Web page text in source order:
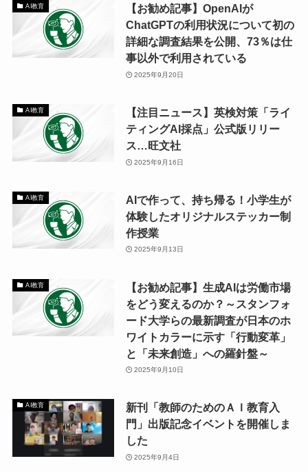
AI教育
【お勧め記事】OpenAIが
ChatGPTの利用状況について初の
詳細な調査結果を公開、73％は仕
事以外で利用されている
2025年9月20日
AI教育
【注目ニュース】英検対策「ライ
ティングAI採点」公式版リリー
ス…旺文社
2025年9月16日
AI教育
AIで作って、持ち帰る！小学生が
体験したオリジナルステッカー制
作授業
2025年9月13日
AI教育
【お勧め記事】生成AIは労働市場
をどう変えるのか？～スタンフォ
ード大学らの最新調査が日本のホ
ワイトカラーに示す「行動変革」
と「未来創造」への羅針盤～
2025年9月10日
AI教育
新刊「教師のためのＡＩ教育入
門」出版記念イベントを開催しま
した
2025年9月4日